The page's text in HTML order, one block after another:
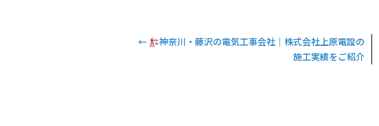
←
神奈川・藤沢の電気工事会社｜株式会社上原電設の
施工実績をご紹介